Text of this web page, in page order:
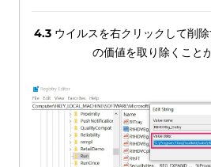
4.3ウイルスを右クリックして削
の価値を取り除くこと